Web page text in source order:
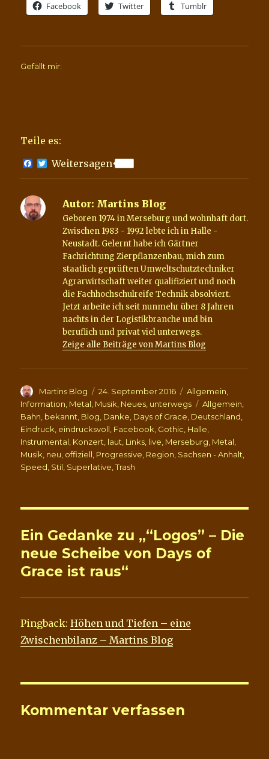
Facebook Twitter Tumblr
Gefällt mir:
Teile es:
F
e
b
o
o
TWeitersagen
Autor: Martins Blog
Geboren 1974 in Merseburg und wohnhaft dort.
Zwischen 1983 - 1992 lebte ich in Halle -
Neustadt. Gelernt habe ich Gärtner
Fachrichtung Zierpflanzenbau, mich zum
staatlich geprüften Umweltschutztechniker
Agrarwirtschaft weiter qualifiziert und noch
die Fachhochschulreife Technik absolviert.
Jetzt arbeite ich seit nunmehr über 8 Jahren
nachts in der Logistikbranche und bin
beruflich und privat viel unterwegs.
Zeige alle Beiträge von Martins Blog
Autor
Martins Blog
Veröffentlicht
am
24. September 2016 Kategorien
Allgemein,
Information, Metal, Musik, Neues, unterwegs Schlagwörter
Allgemein,
Bahn, bekannt, Blog, Danke, Days of Grace, Deutschland,
Eindruck, eindrucksvoll, Facebook, Gothic, Halle,
Instrumental, Konzert, laut, Links, live, Merseburg, Metal,
Musik, neu, offiziell, Progressive, Region, Sachsen - Anhalt,
Speed, Stil, Superlative,Trash
Ein Gedanke zu „“Logos” – Die
neue Scheibe von Days of
Grace ist raus“
Pingback:Höhen und Tiefen – eine
Zwischenbilanz – Martins Blog
Kommentar verfassen